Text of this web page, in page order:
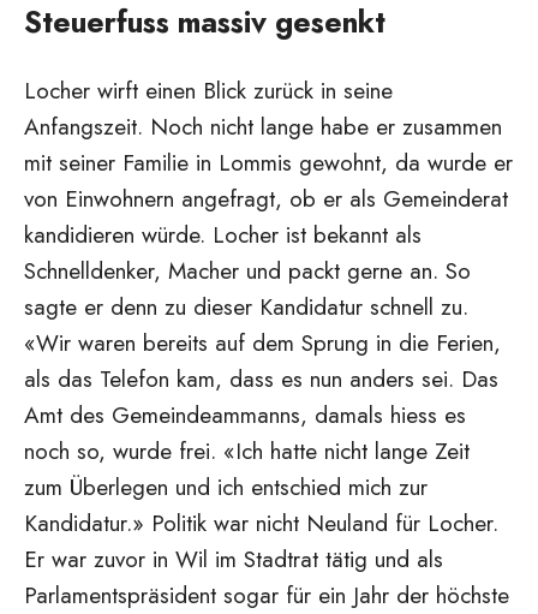
Steuerfuss massiv gesenkt
Locher wirft einen Blick zurück in seine
Anfangszeit. Noch nicht lange habe er zusammen
mit seiner Familie in Lommis gewohnt, da wurde er
von Einwohnern angefragt, ob er als Gemeinderat
kandidieren würde. Locher ist bekannt als
Schnelldenker, Macher und packt gerne an. So
sagte er denn zu dieser Kandidatur schnell zu.
«Wir waren bereits auf dem Sprung in die Ferien,
als das Telefon kam, dass es nun anders sei. Das
Amt des Gemeindeammanns, damals hiess es
noch so, wurde frei. «Ich hatte nicht lange Zeit
zum Überlegen und ich entschied mich zur
Kandidatur.» Politik war nicht Neuland für Locher.
Er war zuvor in Wil im Stadtrat tätig und als
Parlamentspräsident sogar für ein Jahr der höchste